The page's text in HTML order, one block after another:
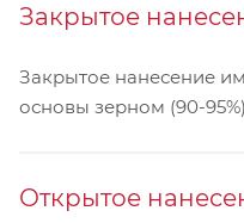
Закрытое
Закрытое нанесение
основы зерном (90-
Открытое